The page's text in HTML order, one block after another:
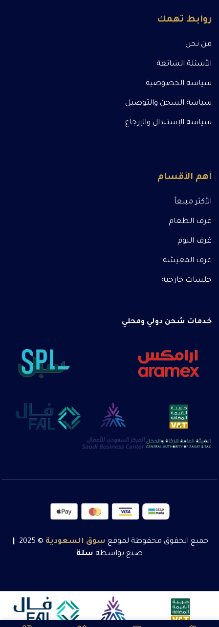
روابط تهمك
من نحن
الأسئلة الشائعة
سياسة الخصوصية
سياسة الشحن والتوصيل
سياسة الإستبدال والإرجاع
أهم الأقسام
الأكثر مبيعاً
غرف الطعام
غرف النوم
غرف المعيشة
جلسات خارجية
خدمات شحن دولي ومحلي
جميع الحقوق محفوظة لموقع سوق السعودية © 2025
صنع بواسطة سلة